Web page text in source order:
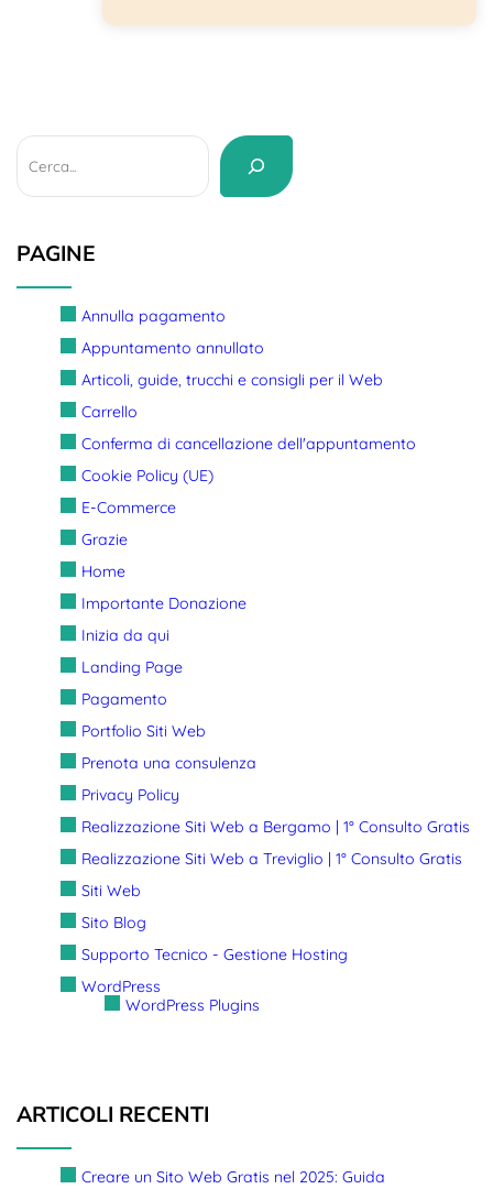
Cerca
PAGINE
Annulla pagamento
Appuntamento annullato
Articoli, guide, trucchi e consigli per il Web
Carrello
Conferma di cancellazione dell'appuntamento
Cookie Policy (UE)
E-Commerce
Grazie
Home
Importante Donazione
Inizia da qui
Landing Page
Pagamento
Portfolio Siti Web
Prenota una consulenza
Privacy Policy
Realizzazione Siti Web a Bergamo | 1° Consulto Gratis
Realizzazione Siti Web a Treviglio | 1° Consulto Gratis
Siti Web
Sito Blog
Supporto Tecnico - Gestione Hosting
WordPress
WordPress Plugins
ARTICOLI RECENTI
Creare un Sito Web Gratis nel 2025: Guida